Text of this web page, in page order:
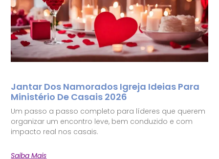
Jantar Dos Namorados Igreja Ideias Para
Ministério De Casais 2026
Um passo a passo completo para líderes que querem
organizar um encontro leve, bem conduzido e com
impacto real nos casais.
Saiba Mais